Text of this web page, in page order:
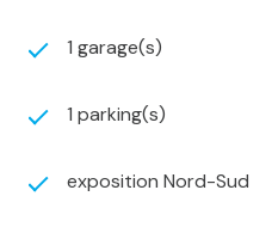
1 garage(s)
1 parking(s)
exposition Nord-Sud